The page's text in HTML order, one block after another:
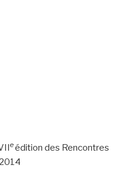
eédition des Rencontres